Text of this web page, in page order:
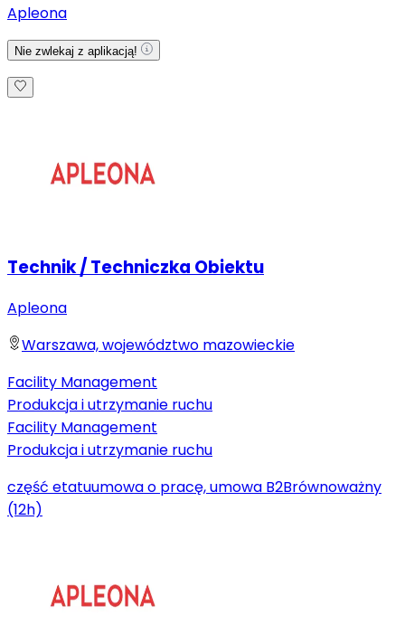
Apleona
Nie zwlekaj z aplikacją!
Technik / Techniczka Obiektu
Apleona
Warszawa, województwo mazowieckie
Facility Management
Produkcja i utrzymanie ruchu
Facility Management
Produkcja i utrzymanie ruchu
część etatuumowa o pracę, umowa B2Brównoważny
(12h)